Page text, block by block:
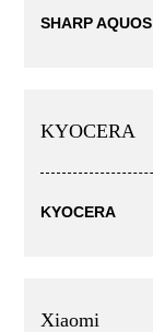
SHARP AQUOS
KYOCERA
KYOCERA
Xiaomi